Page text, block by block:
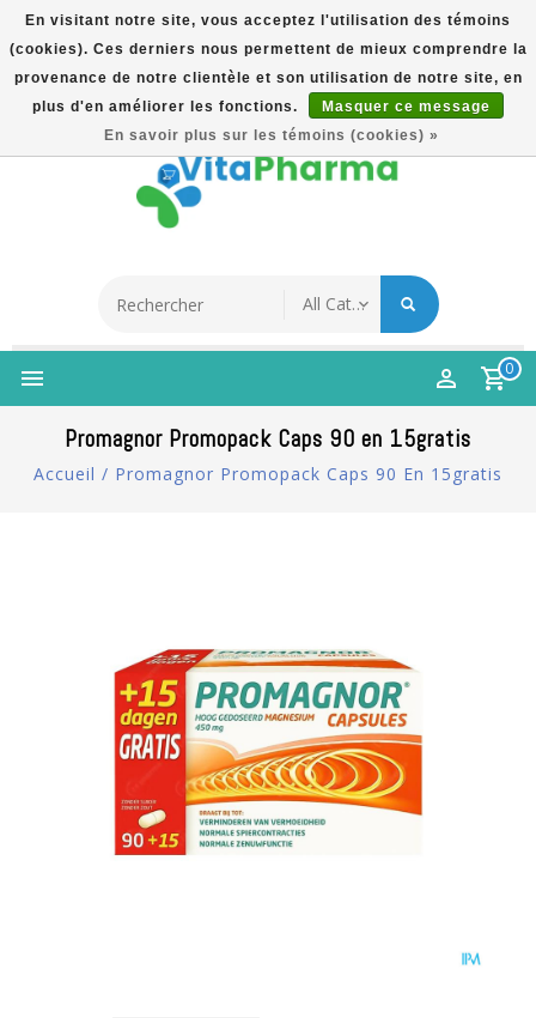
5% Korting Na Aanmelding Op Nieuwsbrief | Gratis
Verzending Vanaf €49 | Online Sinds 2007
Français
0
Promagnor Promopack Caps 90 en 15gratis
Accueil / Promagnor Promopack Caps 90 En 15gratis
En visitant notre site, vous acceptez l'utilisation des témoins
(cookies). Ces derniers nous permettent de mieux comprendre la
provenance de notre clientèle et son utilisation de notre site, en
plus d'en améliorer les fonctions.
Masquer ce message
En savoir plus sur les témoins (cookies) »